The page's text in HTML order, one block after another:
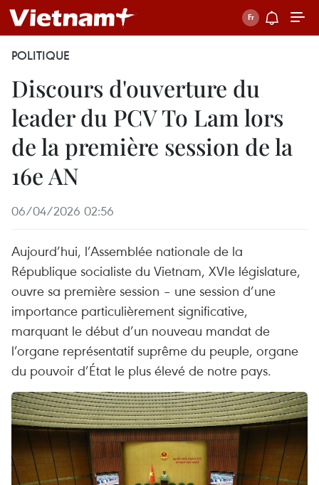
POLITIQUE
Discours d'ouverture du
leader du PCV To Lam lors
de la première session de la
16e AN
06/04/2026 02:56
Aujourd’hui, l’Assemblée nationale de la
République socialiste du Vietnam, XVIe législature,
ouvre sa première session – une session d’une
importance particulièrement significative,
marquant le début d’un nouveau mandat de
l’organe représentatif suprême du peuple, organe
du pouvoir d’État le plus élevé de notre pays.